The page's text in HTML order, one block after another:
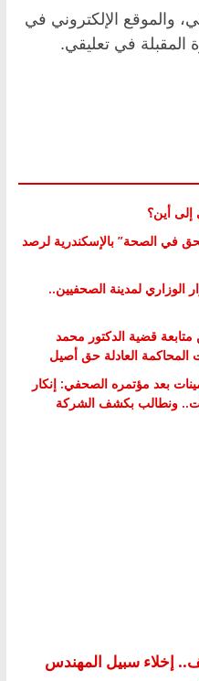
والموقع الإلكتروني في
المقبلة في تعليقي.
أين؟
في الصحة” بالإسكندرية لرصد
الوزاري لمدينة الصحفيين..
قضية الدكتور محمد
المحاكمة العادلة حق أصيل
بعد مؤتمره الصحفي: إنكار
ونطالب بكشف الشركة